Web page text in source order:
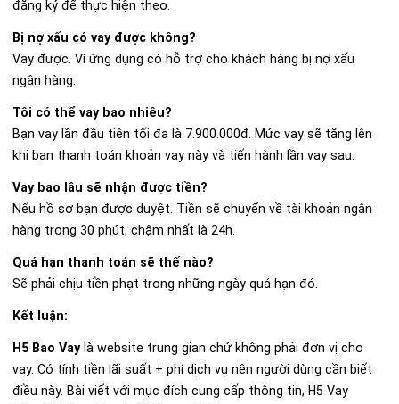
đăng ký để thực hiện theo.
Bị nợ xấu có vay được không?
Vay được. Vì ứng dụng có hỗ trợ cho khách hàng bị nợ xấu
ngân hàng.
Tôi có thể vay bao nhiêu?
Bạn vay lần đầu tiên tối đa là 7.900.000đ. Mức vay sẽ tăng lên
khi bạn thanh toán khoản vay này và tiến hành lần vay sau.
Vay bao lâu sẽ nhận được tiền?
Nếu hồ sơ bạn được duyệt. Tiền sẽ chuyển về tài khoản ngân
hàng trong 30 phút, chậm nhất là 24h.
Quá hạn thanh toán sẽ thế nào?
Sẽ phải chịu tiền phạt trong những ngày quá hạn đó.
Kết luận:
H5 Bao Vaylà website trung gian chứ không phải đơn vị cho
vay. Có tính tiền lãi suất + phí dịch vụ nên người dùng cần biết
điều này. Bài viết với mục đích cung cấp thông tin, H5 Vay